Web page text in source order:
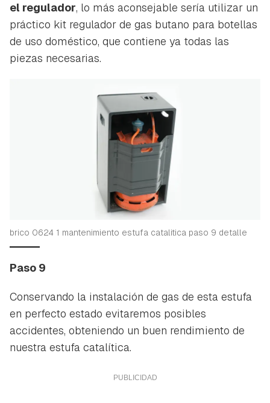
el regulador, lo más aconsejable sería utilizar un
práctico kit regulador de gas butano para botellas
de uso doméstico, que contiene ya todas las
piezas necesarias.
brico 0624 1 mantenimiento estufa catalitica paso 9 detalle
Paso 9
Conservando la instalación de gas de esta estufa
en perfecto estado evitaremos posibles
accidentes, obteniendo un buen rendimiento de
nuestra estufa catalítica.